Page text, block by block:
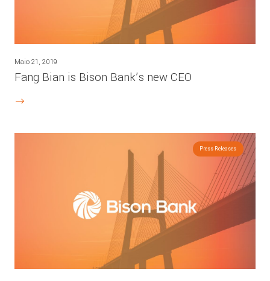
Maio 21, 2019
Fang Bian is Bison Bank’s new CEO
Press Releases